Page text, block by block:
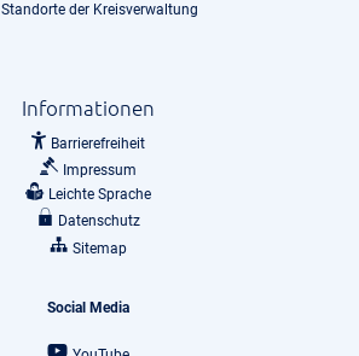
Standorte der Kreisverwaltung
Informationen
Barrierefreiheit
Impressum
Leichte Sprache
Datenschutz
Sitemap
Social Media